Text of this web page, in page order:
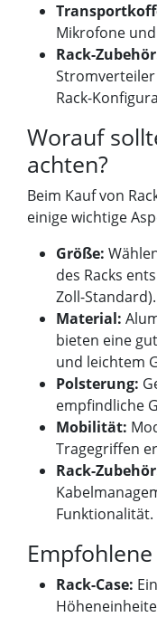
Mikrofone
Rack-
Rack-
Worauf
achten?
Beim Kauf von
einige wichtige
Größe:
des Racks
Zoll-Standard).
Material:
bieten eine
und leichtem
Polsterung:
empfindliche
Mobilität:
Tragegriffen
Rack-
Funktionalität.
Rack-Case: